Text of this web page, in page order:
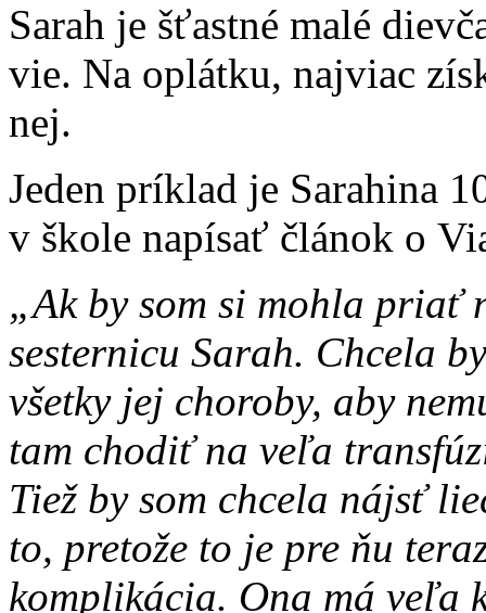
Sarah je šťastné malé
vie. Na oplátku, najviac
nej.
Jeden príklad je Sarahina
v škole napísať článok o
„Ak by som si mohla priať
sesternicu Sarah. Chcela
všetky jej choroby, aby
tam chodiť na veľa
Tiež by som chcela nájsť
to, pretože to je pre ňu
komplikácia. Ona má veľa